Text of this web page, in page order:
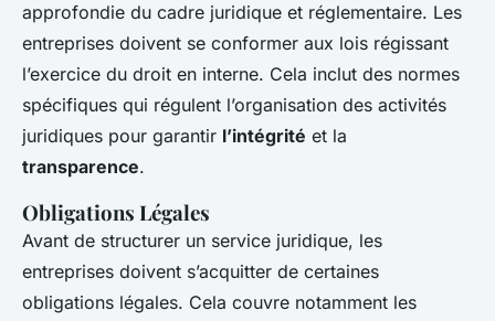
approfondie du cadre juridique et réglementaire. Les
entreprises doivent se conformer aux lois régissant
l’exercice du droit en interne. Cela inclut des normes
spécifiques qui régulent l’organisation des activités
juridiques pour garantir l’intégrité et la
transparence.
Obligations Légales
Avant de structurer un service juridique, les
entreprises doivent s’acquitter de certaines
obligations légales. Cela couvre notamment les